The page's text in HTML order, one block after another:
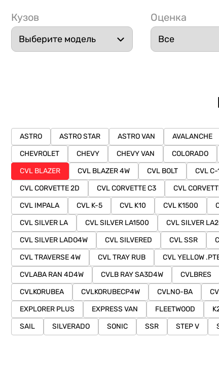
Кузов Оценка
ASTRO ASTRO STAR ASTRO VAN AVALANCHE
CHEVROLET
CHEVY CHEVY VAN COLORADO
CVL BLAZER
CVL BLAZER 4W CVL BOLT CVL C-
CVL CORVETTE 2D
CVL CORVETTE C3 CVL
CVL IMPALA
CVL K-5 CVL K10 CVL K1500
CVL SILVER LA
CVL SILVER LA1500 CVL SILVER
CVL SILVER LADO4W
CVL SILVERED CVL SSR
CVL TRAVERSE 4W
CVL TRAY RUB CVL YELLOW
CVLABA RAN 4D4W
CVLB RAY SA3D4W CVLBRES
CVLKORUBEA
CVLKORUBECP4W CVLNO-BA
EXPLORER PLUS
EXPRESS VAN FLEETWOOD
SAIL
SILVERADO SONIC SSR STEP V